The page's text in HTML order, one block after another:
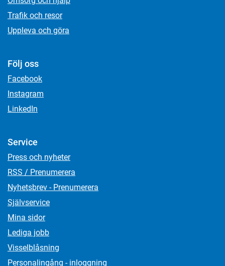
Trafik och resor
Uppleva och göra
Följ oss
Facebook
Instagram
LinkedIn
Service
Press och nyheter
RSS / Prenumerera
Nyhetsbrev - Prenumerera
Självservice
Mina sidor
Lediga jobb
Visselblåsning
Personalingång - inloggning